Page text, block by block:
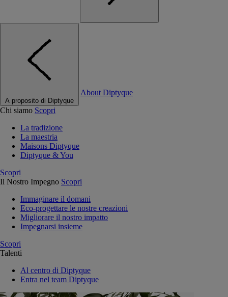
A proposito di Diptyque
About Diptyque
Chi siamo Scopri
La tradizione
La maestria
Maisons Diptyque
Diptyque & You
Scopri
Il Nostro Impegno Scopri
Immaginare il domani
Eco-progettare le nostre creazioni
Migliorare il nostro impatto
Impegnarsi insieme
Scopri
Talenti
Al centro di Diptyque
Entra nel team Diptyque